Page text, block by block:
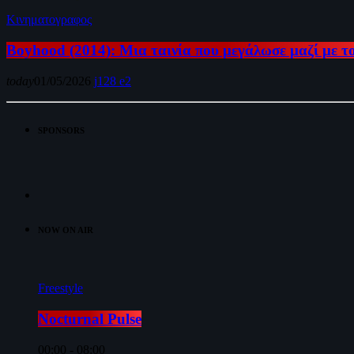
Κινηματογραφος
Boyhood (2014): Μια ταινία που μεγάλωσε μαζί με
today01/05/2026 128 2
SPONSORS
NOW ON AIR
Freestyle
Nocturnal Pulse
00:00 - 08:00